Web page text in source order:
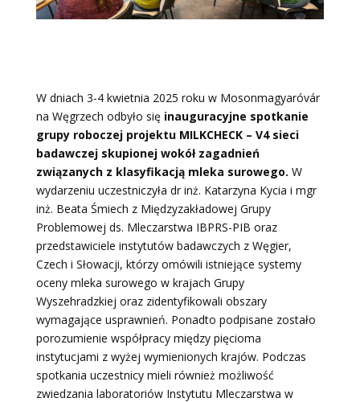
W dniach 3-4 kwietnia 2025 roku w Mosonmagyaróvár
na Węgrzech odbyło się inauguracyjne spotkanie
grupy roboczej projektu MILKCHECK – V4 sieci
badawczej skupionej wokół zagadnień
związanych z klasyfikacją mleka surowego. W
wydarzeniu uczestniczyła dr inż. Katarzyna Kycia i mgr
inż. Beata Śmiech z Międzyzakładowej Grupy
Problemowej ds. Mleczarstwa IBPRS-PIB oraz
przedstawiciele instytutów badawczych z Węgier,
Czech i Słowacji, którzy omówili istniejące systemy
oceny mleka surowego w krajach Grupy
Wyszehradzkiej oraz zidentyfikowali obszary
wymagające usprawnień. Ponadto podpisane zostało
porozumienie współpracy między pięcioma
instytucjami z wyżej wymienionych krajów. Podczas
spotkania uczestnicy mieli również możliwość
zwiedzania laboratoriów Instytutu Mleczarstwa w